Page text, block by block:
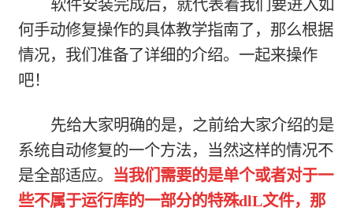
软件安装完成后，就代表着我们要进入如
何手动修复操作的具体教学指南了，那么根据
情况，我们准备了详细的介绍。一起来操作
吧！
先给大家明确的是，之前给大家介绍的是
系统自动修复的一个方法，当然这样的情况不
是全部适应。 当我们需要的是单个或者对于一
些不属于运行库的一部分的特殊dlL文件，那